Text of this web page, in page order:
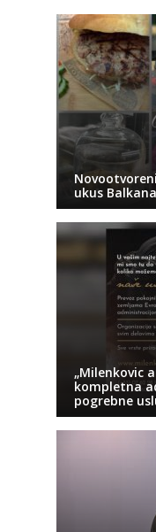
ukus
„Milenkovic
kompletna
pogrebne